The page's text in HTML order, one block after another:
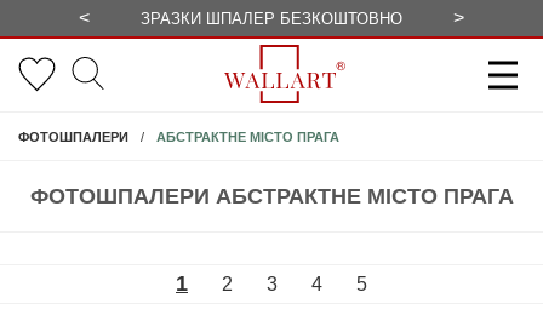
< ЗРАЗКИ ШПАЛЕР БЕЗКОШТОВНО >
ФОТОШПАЛЕРИ АБСТРАКТНЕ МІСТО ПРАГА
ФОТОШПАЛЕРИ АБСТРАКТНЕ МІСТО ПРАГА
1 2 3 4 5